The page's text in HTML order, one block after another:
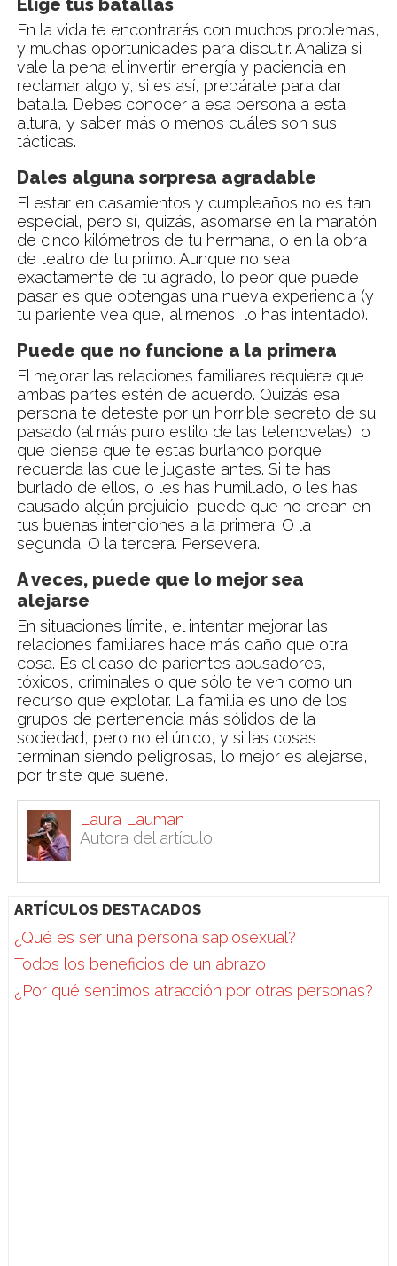
Elige tus batallas
En la vida te encontrarás con muchos problemas,
y muchas oportunidades para discutir. Analiza si
vale la pena el invertir energía y paciencia en
reclamar algo y, si es así, prepárate para dar
batalla. Debes conocer a esa persona a esta
altura, y saber más o menos cuáles son sus
tácticas.
Dales alguna sorpresa agradable
El estar en casamientos y cumpleaños no es tan
especial, pero sí, quizás, asomarse en la maratón
de cinco kilómetros de tu hermana, o en la obra
de teatro de tu primo. Aunque no sea
exactamente de tu agrado, lo peor que puede
pasar es que obtengas una nueva experiencia (y
tu pariente vea que, al menos, lo has intentado).
Puede que no funcione a la primera
El mejorar las relaciones familiares requiere que
ambas partes estén de acuerdo. Quizás esa
persona te deteste por un horrible secreto de su
pasado (al más puro estilo de las telenovelas), o
que piense que te estás burlando porque
recuerda las que le jugaste antes. Si te has
burlado de ellos, o les has humillado, o les has
causado algún prejuicio, puede que no crean en
tus buenas intenciones a la primera. O la
segunda. O la tercera. Persevera.
A veces, puede que lo mejor sea
alejarse
En situaciones límite, el intentar mejorar las
relaciones familiares hace más daño que otra
cosa. Es el caso de parientes abusadores,
tóxicos, criminales o que sólo te ven como un
recurso que explotar. La familia es uno de los
grupos de pertenencia más sólidos de la
sociedad, pero no el único, y si las cosas
terminan siendo peligrosas, lo mejor es alejarse,
por triste que suene.
Laura Lauman
Autora del artículo
ARTÍCULOS DESTACADOS
¿Qué es ser una persona sapiosexual?
Todos los beneficios de un abrazo
¿Por qué sentimos atracción por otras personas?